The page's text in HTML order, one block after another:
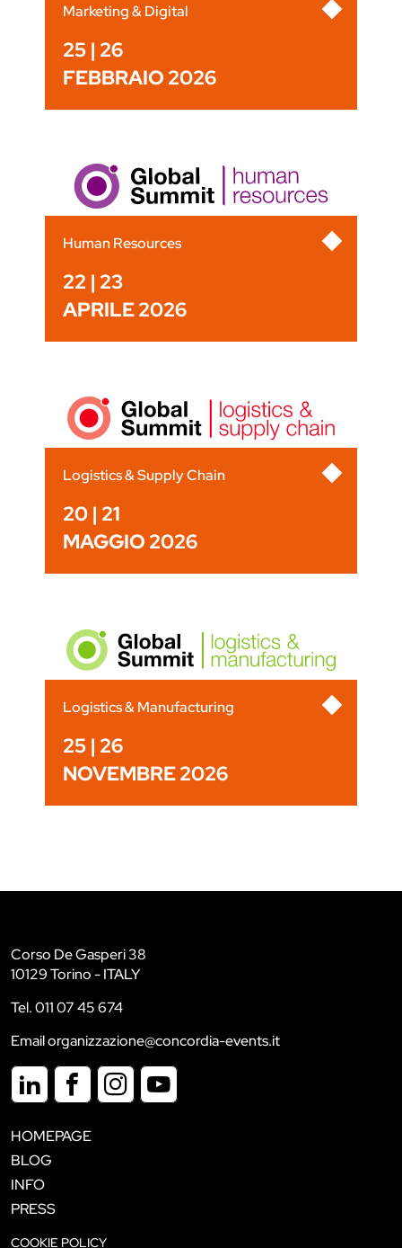
Marketing & Digital
25 | 26
FEBBRAIO 2026
Human Resources
22 | 23
APRILE 2026
Logistics & Supply Chain
20 | 21
MAGGIO 2026
Logistics & Manufacturing
25 | 26
NOVEMBRE 2026
Corso De Gasperi 38
10129 Torino - ITALY
Tel. 011 07 45 674
Email organizzazione@concordia-events.it
HOMEPAGE
BLOG
INFO
PRESS
COOKIE POLICY